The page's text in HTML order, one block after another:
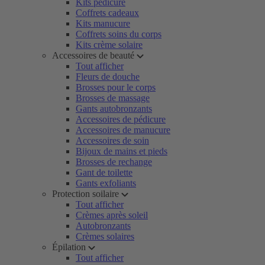
Kits pédicure
Coffrets cadeaux
Kits manucure
Coffrets soins du corps
Kits crème solaire
Accessoires de beauté
Tout afficher
Fleurs de douche
Brosses pour le corps
Brosses de massage
Gants autobronzants
Accessoires de pédicure
Accessoires de manucure
Accessoires de soin
Bijoux de mains et pieds
Brosses de rechange
Gant de toilette
Gants exfoliants
Protection soilaire
Tout afficher
Crèmes après soleil
Autobronzants
Crèmes solaires
Épilation
Tout afficher